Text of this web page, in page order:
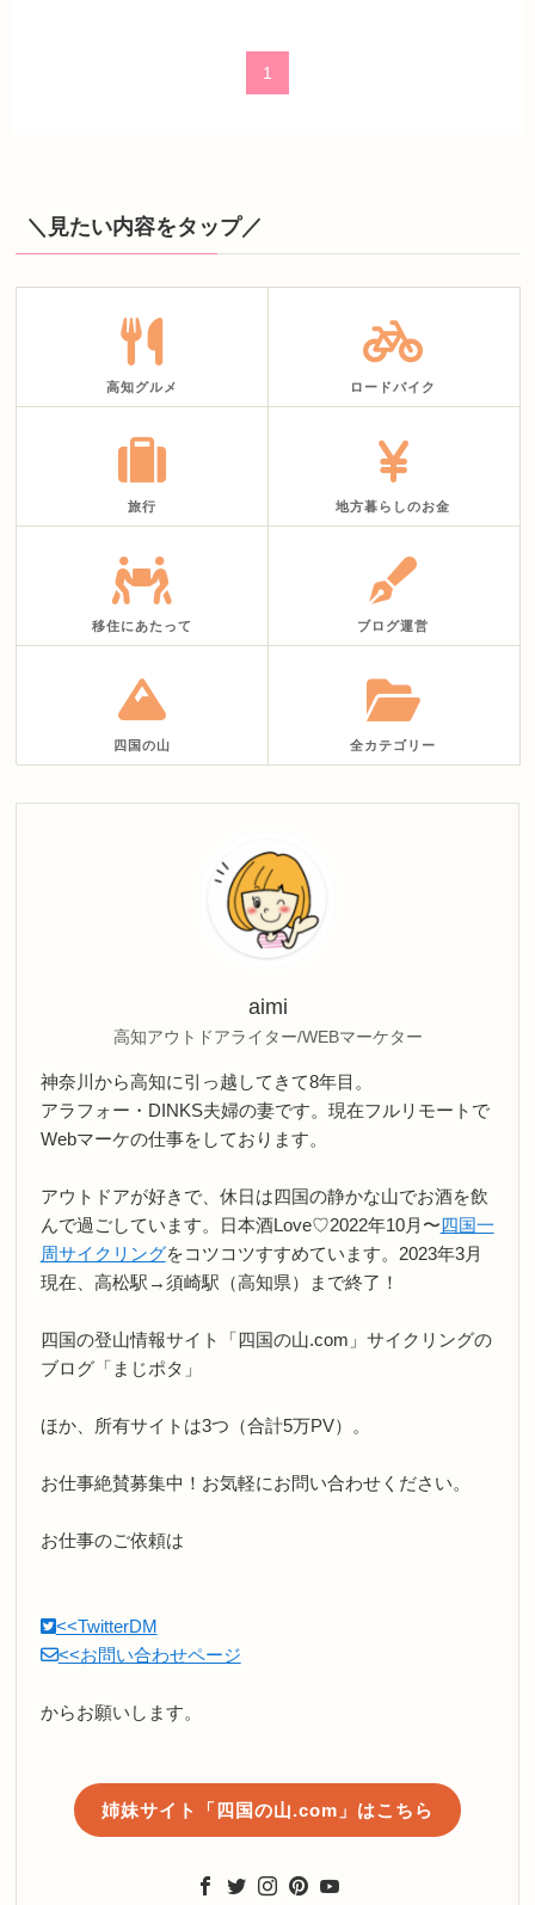
1
＼見たい内容をタップ／
高知グルメ ロードバイク
旅行 地方暮らしのお金
移住にあたって ブログ運営
四国の山 全カテゴリー
aimi
高知アウトドアライター/WEBマーケター
神奈川から高知に引っ越してきて8年目。
アラフォー・DINKS夫婦の妻です。現在フルリモートで
Webマーケの仕事をしております。
アウトドアが好きで、休日は四国の静かな山でお酒を飲
んで過ごしています。日本酒Love♡2022年10月〜 四国一
周サイクリングをコツコツすすめています。2023年3月
現在、高松駅→須崎駅（高知県）まで終了！
四国の登山情報サイト「四国の山.com」サイクリングの
ブログ「まじポタ」
ほか、所有サイトは3つ（合計5万PV）。
お仕事絶賛募集中！お気軽にお問い合わせください。
お仕事のご依頼は
<<TwitterDM
<<お問い合わせページ
からお願いします。
姉妹サイト「四国の山.com」はこちら